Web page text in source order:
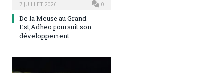
7 JUILLET 2026 0
De la Meuse au Grand
Est,Adheo poursuit son
développement